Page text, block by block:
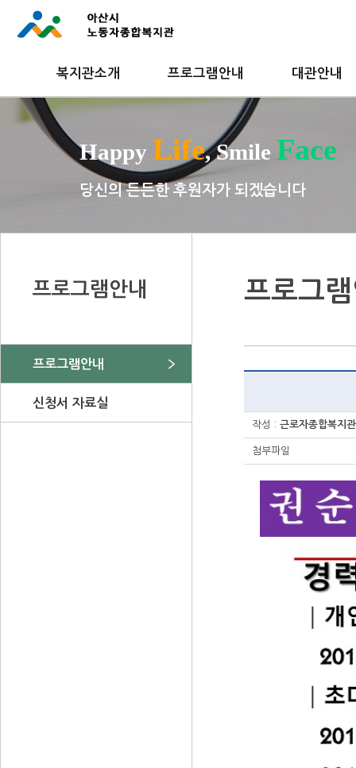
복지관소개 프로그램안내 대관안내
Happy Life, Smile Face
당신의 든든한 후원자가 되겠습니다
프로그램안내
프로그램안내
신청서 자료실
프로그
작성 : 근로자종합복지관
첨부파일